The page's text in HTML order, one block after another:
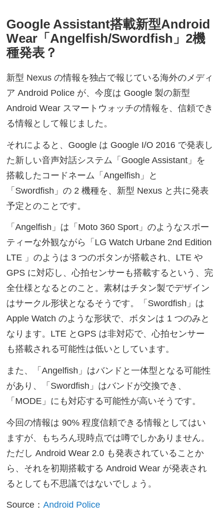
Google Assistant搭載新型Android
Wear「Angelfish/Swordfish」2機
種発表？
新型 Nexus の情報を独占で報じている海外のメディ
ア Android Police が、今度は Google 製の新型
Android Wear スマートウォッチの情報を、信頼でき
る情報として報じました。
それによると、Google は Google I/O 2016 で発表し
た新しい音声対話システム「Google Assistant」を
搭載したコードネーム「Angelfish」と
「Swordfish」の 2 機種を、新型 Nexus と共に発表
予定とのことです。
「Angelfish」は「Moto 360 Sport」のようなスポー
ティーな外観ながら「LG Watch Urbane 2nd Edition
LTE 」のようは 3 つのボタンが搭載され、LTE や
GPS に対応し、心拍センサーも搭載するという、完
全仕様となるとのこと。素材はチタン製でデザイン
はサークル形状となるそうです。「Swordfish」は
Apple Watch のような形状で、ボタンは 1 つのみと
なります。LTE とGPS は非対応で、心拍センサー
も搭載される可能性は低いとしています。
また、「Angelfish」はバンドと一体型となる可能性
があり、「Swordfish」はバンドが交換でき、
「MODE」にも対応する可能性が高いそうです。
今回の情報は 90% 程度信頼できる情報としてはい
ますが、もちろん現時点では噂でしかありません。
ただし Android Wear 2.0 も発表されていることか
ら、それを初期搭載する Android Wear が発表され
るとしても不思議ではないでしょう。
Source：Android Police